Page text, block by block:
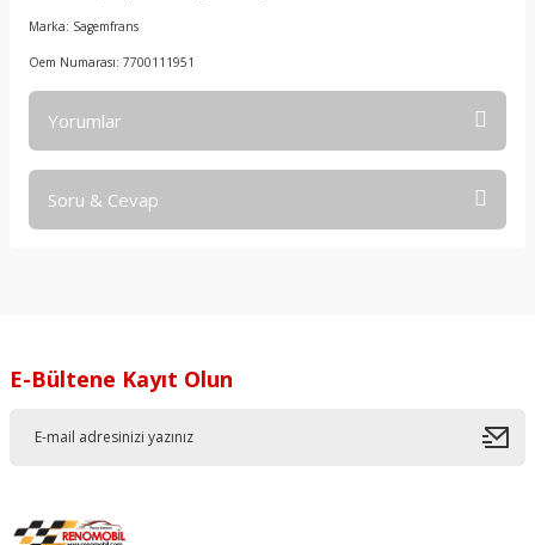
Marka: Sagemfrans
Oem Numarası: 7700111951
Yorumlar
Soru & Cevap
E-Bültene Kayıt Olun